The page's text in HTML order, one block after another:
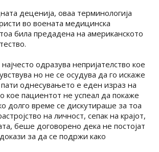
деценија, оваа терминологија
во воената медицинска
била предадена на американското
одразува непријателство кое
но не се осудува да го искаже
однесувањето е еден израз на
кое пациентот не успеал да покаже
долго време се дискутираше за тоа
на личност, сепак на крајот,
беше договорено дека не постојат
за да се подржи како